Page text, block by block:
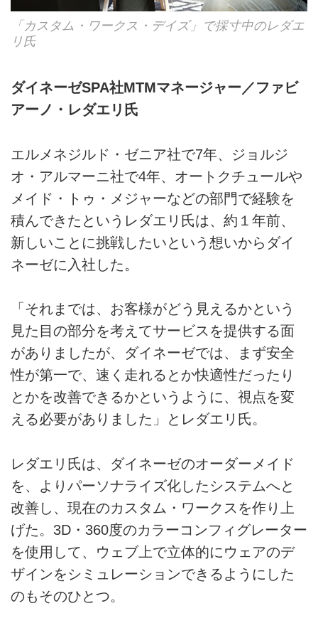
「カスタム・ワークス・デイズ」で採寸中のレダエ
リ氏
ダイネーゼSPA社MTMマネージャー／ファビ
アーノ・レダエリ氏
エルメネジルド・ゼニア社で7年、ジョルジ
オ・アルマーニ社で4年、オートクチュールや
メイド・トゥ・メジャーなどの部門で経験を
積んできたというレダエリ氏は、約１年前、
新しいことに挑戦したいという想いからダイ
ネーゼに入社した。
「それまでは、お客様がどう見えるかという
見た目の部分を考えてサービスを提供する面
がありましたが、ダイネーゼでは、まず安全
性が第一で、速く走れるとか快適性だったり
とかを改善できるかというように、視点を変
える必要がありました」とレダエリ氏。
レダエリ氏は、ダイネーゼのオーダーメイド
を、よりパーソナライズ化したシステムへと
改善し、現在のカスタム・ワークスを作り上
げた。3D・360度のカラーコンフィグレーター
を使用して、ウェブ上で立体的にウェアのデ
ザインをシミュレーションできるようにした
のもそのひとつ。